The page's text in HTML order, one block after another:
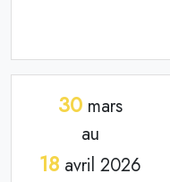
30mars
au
18avril 2026